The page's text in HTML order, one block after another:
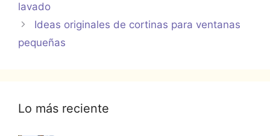
lavado
Ideas originales de cortinas para ventanas
pequeñas
Lo más reciente